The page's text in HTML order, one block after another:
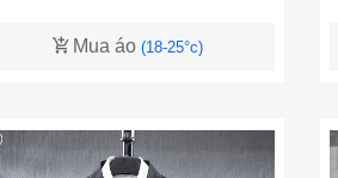
Mua áo (18-25°c)